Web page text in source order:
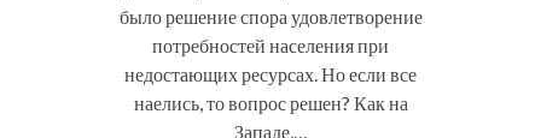
было решение спора удовлетворение
потребностей населения при
недостающих ресурсах. Но если все
наелись, то вопрос решен? Как на
Западе,…